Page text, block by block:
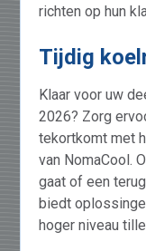
richten op hun
Tijdig
Klaar voor uw
2026? Zorg
tekortkomt met
van NomaCool.
gaat of een
biedt
hoger niveau